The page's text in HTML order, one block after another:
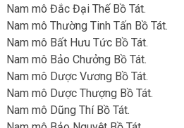
Nam mô Đắc Đại Thế Bồ Tát.
Nam mô Thường Tinh Tấn Bồ Tát.
Nam mô Bất Hưu Tức Bồ Tát.
Nam mô Bảo Chưởng Bồ Tát.
Nam mô Dược Vương Bồ Tát.
Nam mô Dược Thượng Bồ Tát.
Nam mô Dũng Thí Bồ Tát.